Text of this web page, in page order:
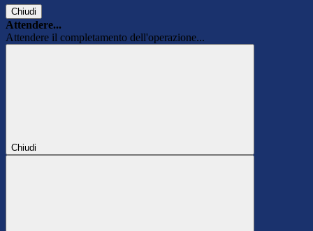
Chiudi
Attendere...
Attendere il completamento dell'operazione...
Chiudi